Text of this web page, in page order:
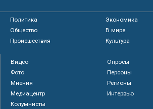
Политика
Экономика
Общество
В мире
Происшествия
Культура
Видео
Опросы
Фото
Персоны
Мнения
Регионы
Медиацентр
Интервью
Колумнисты